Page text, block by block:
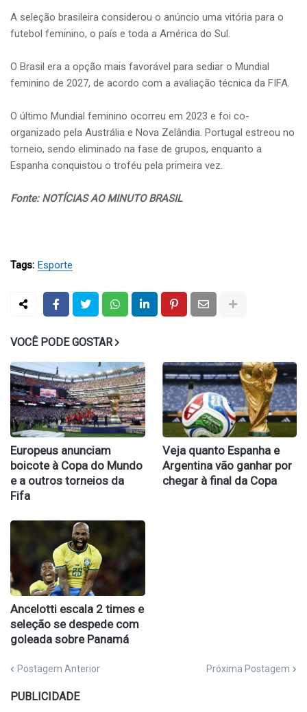
A seleção brasileira considerou o anúncio uma vitória para o
futebol feminino, o país e toda a América do Sul.
O Brasil era a opção mais favorável para sediar o Mundial
feminino de 2027, de acordo com a avaliação técnica da FIFA.
O último Mundial feminino ocorreu em 2023 e foi co-
organizado pela Austrália e Nova Zelândia. Portugal estreou no
torneio, sendo eliminado na fase de grupos, enquanto a
Espanha conquistou o troféu pela primeira vez.
Fonte: NOTÍCIAS AO MINUTO BRASIL
Tags: Esporte
VOCÊ PODE GOSTAR
Europeus anunciam
boicote à Copa do Mundo
e a outros torneios da
Fifa
Veja quanto Espanha e
Argentina vão ganhar por
chegar à final da Copa
Ancelotti escala 2 times e
seleção se despede com
goleada sobre Panamá
Postagem Anterior Próxima Postagem
PUBLICIDADE